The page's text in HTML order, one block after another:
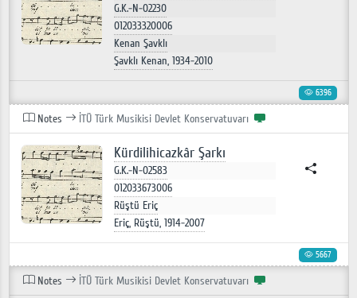
G.K.-N-02230
012033320006
Kenan Şavklı
Şavklı Kenan, 1934-2010
6396
Notes İTÜ Türk Musikisi Devlet Konservatuvarı
Kürdilihicazkâr Şarkı
G.K.-N-02583
012033673006
Rüştü Eriç
Eriç, Rüştü, 1914-2007
5667
Notes İTÜ Türk Musikisi Devlet Konservatuvarı